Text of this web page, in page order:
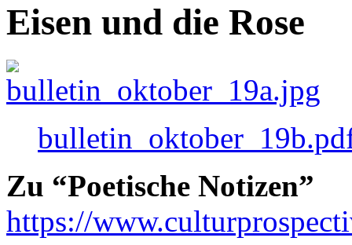
Eisen und die Rose
Zu “Poetische Notizen”
https://